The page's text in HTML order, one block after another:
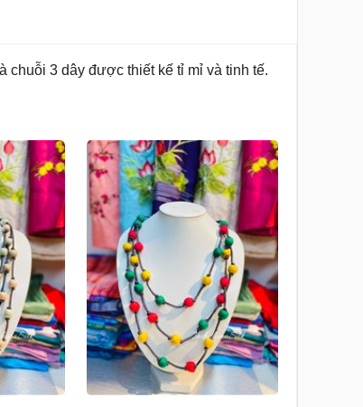
chuỗi 3 dây được thiết kế tỉ mỉ và tinh tế.